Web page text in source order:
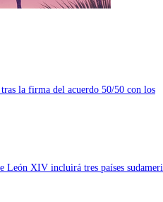
la firma del acuerdo 50/50 con los
León XIV incluirá tres países